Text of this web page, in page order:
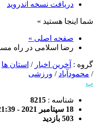
دریافت نسخه اندروید
شما اینجا هستید »
صفحه اصلی »
رضا اسلامی در راه
گروه : آخرین اخبار / استان ها
/ محمودآباد / ورزشی
پ
شناسه : 8215
18 سپتامبر 2021 - 21:39
503 بازدید